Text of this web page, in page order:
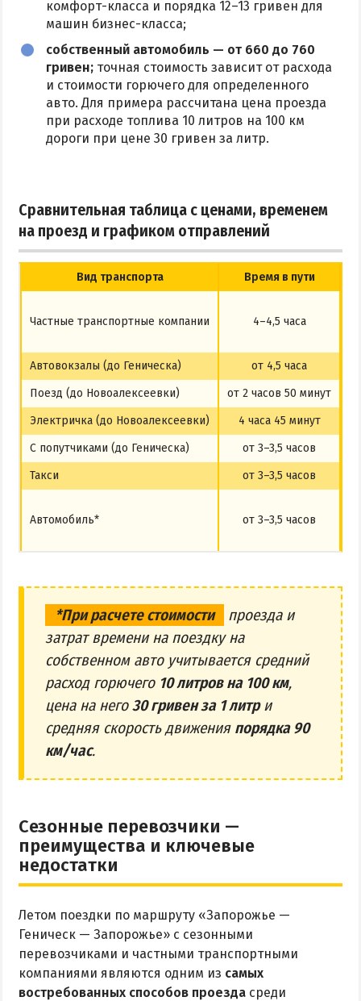
комфорт-класса и порядка 12–13 гривен для
машин бизнес-класса;
собственный автомобиль — от 660 до 760
гривен; точная стоимость зависит от расхода
и стоимости горючего для определенного
авто. Для примера рассчитана цена проезда
при расходе топлива 10 литров на 100 км
дороги при цене 30 гривен за литр.
Сравнительная таблица с ценами, временем
на проезд и графиком отправлений
Вид транспорта Время в пути
Частные транспортные компании 4–4,5 часа
Автовокзалы (до Геническа)
от 4,5 часа
Поезд (до Новоалексеевки)
от 2 часов 50 минут
Электричка (до Новоалексеевки)
4 часа 45 минут
С попутчиками (до Геническа)
от 3–3,5 часов
Такси
от 3–3,5 часов
Автомобиль* от 3–3,5 часов
*При расчете стоимости
проезда и
затрат времени на поездку на
собственном авто учитывается средний
расход горючего 10 литров на 100 км,
цена на него30 гривен за 1 литри
средняя скорость движения порядка 90
км/час.
Сезонные перевозчики —
преимущества и ключевые
недостатки
Летом поездки по маршруту «Запорожье —
Геническ — Запорожье» с сезонными
перевозчиками и частными транспортными
компаниями являются одним из самых
востребованных способов проезда среди